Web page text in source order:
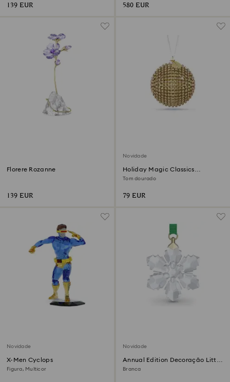
139 EUR 580 EUR
Florere Rozanne
139 EUR
Novidade
Holiday Magic Classics
Decoração Bola em Crystal
Tom dourado
79 EUR
Novidade
X-Men Cyclops
Figura, Multicor
Novidade
Annual Edition Decoração Little
Snowflake 2026
Branca